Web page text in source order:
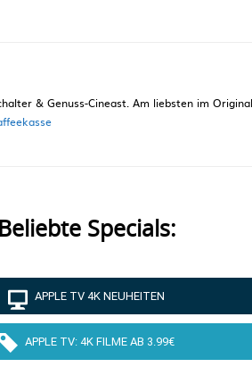
& Genuss-Cineast. Am liebsten im
Beliebte Specials:
APPLE TV 4K NEUHEITEN
APPLE TV: 4K FILME AB 3.99€